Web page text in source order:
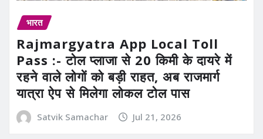
भारत
Rajmargyatra App Local Toll
Pass :- टोल प्लाजा से 20 किमी के दायरे में
रहने वाले लोगों को बड़ी राहत, अब राजमार्ग
यात्रा ऐप से मिलेगा लोकल टोल पास
Satvik Samachar Jul 21, 2026